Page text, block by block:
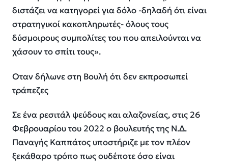
διστάζει να κατηγορεί για δόλο -δηλαδή ότι είναι
στρατηγικοί κακοπληρωτές- όλους τους
δύσμοιρους συμπολίτες του που απειλούνται να
χάσουν το σπίτι τους».
Οταν δήλωνε στη Βουλή ότι δεν εκπροσωπεί
τράπεζες
Σε ένα ρεσιτάλ ψεύδους και αλαζονείας, στις 26
Φεβρουαρίου του 2022 ο βουλευτής της Ν.Δ.
Παναγής Καππάτος υποστήριζε με τον πλέον
ξεκάθαρο τρόπο πως ουδέποτε όσο είναι